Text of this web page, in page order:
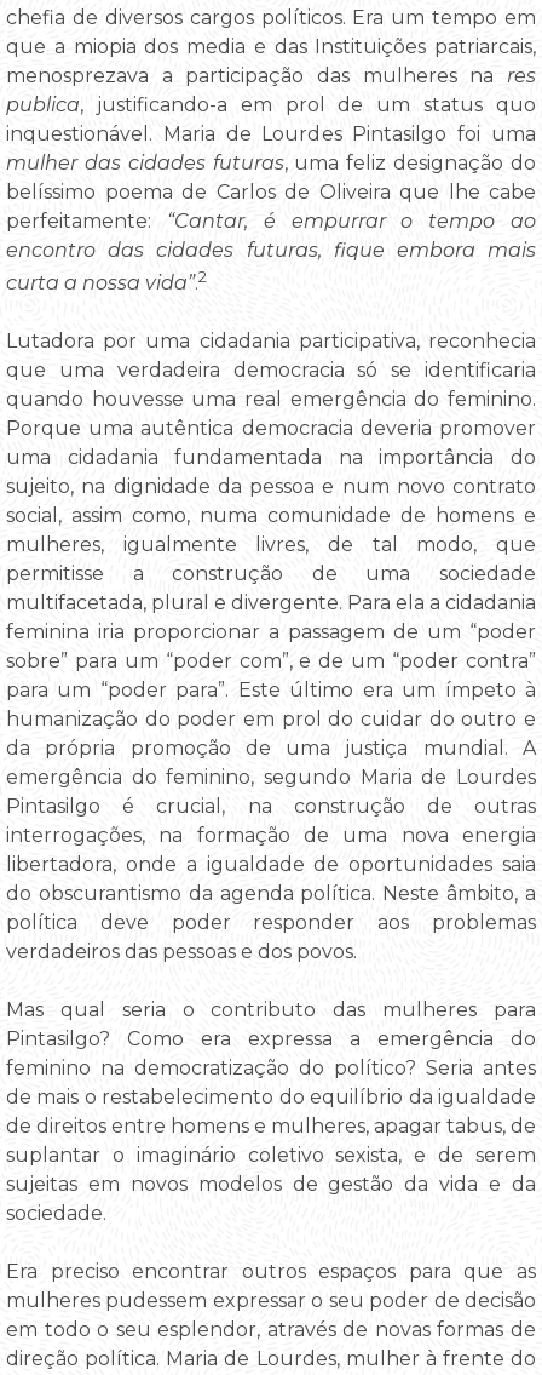
chefia de diversos cargos políticos. Era um tempo em
que a miopia dos media e das Instituições patriarcais,
menosprezava a participação das mulheres na res
publica, justificando-a em prol de um status quo
inquestionável. Maria de Lourdes Pintasilgo foi uma
mulher das cidades futuras, uma feliz designação do
belíssimo poema de Carlos de Oliveira que lhe cabe
perfeitamente:
“Cantar, é empurrar o tempo ao
encontro das cidades futuras, fique embora mais
curta a nossa vida”.2
Lutadora por uma cidadania participativa, reconhecia
que uma verdadeira democracia só se identificaria
quando houvesse uma real emergência do feminino.
Porque uma autêntica democracia deveria promover
uma cidadania fundamentada na importância do
sujeito, na dignidade da pessoa e num novo contrato
social, assim como, numa comunidade de homens e
mulheres, igualmente livres, de tal modo, que
permitisse a construção de uma sociedade
multifacetada, plural e divergente. Para ela a cidadania
feminina iria proporcionar a passagem de um “poder
sobre” para um “poder com”, e de um “poder contra”
para um “poder para”. Este último era um ímpeto à
humanização do poder em prol do cuidar do outro e
da própria promoção de uma justiça mundial. A
emergência do feminino, segundo Maria de Lourdes
Pintasilgo é crucial, na construção de outras
interrogações, na formação de uma nova energia
libertadora, onde a igualdade de oportunidades saia
do obscurantismo da agenda política. Neste âmbito, a
política deve poder responder aos problemas
verdadeiros das pessoas e dos povos.
Mas qual seria o contributo das mulheres para
Pintasilgo? Como era expressa a emergência do
feminino na democratização do político? Seria antes
de mais o restabelecimento do equilíbrio da igualdade
de direitos entre homens e mulheres, apagar tabus, de
suplantar o imaginário coletivo sexista, e de serem
sujeitas em novos modelos de gestão da vida e da
sociedade.
Era preciso encontrar outros espaços para que as
mulheres pudessem expressar o seu poder de decisão
em todo o seu esplendor, através de novas formas de
direção política. Maria de Lourdes, mulher à frente do